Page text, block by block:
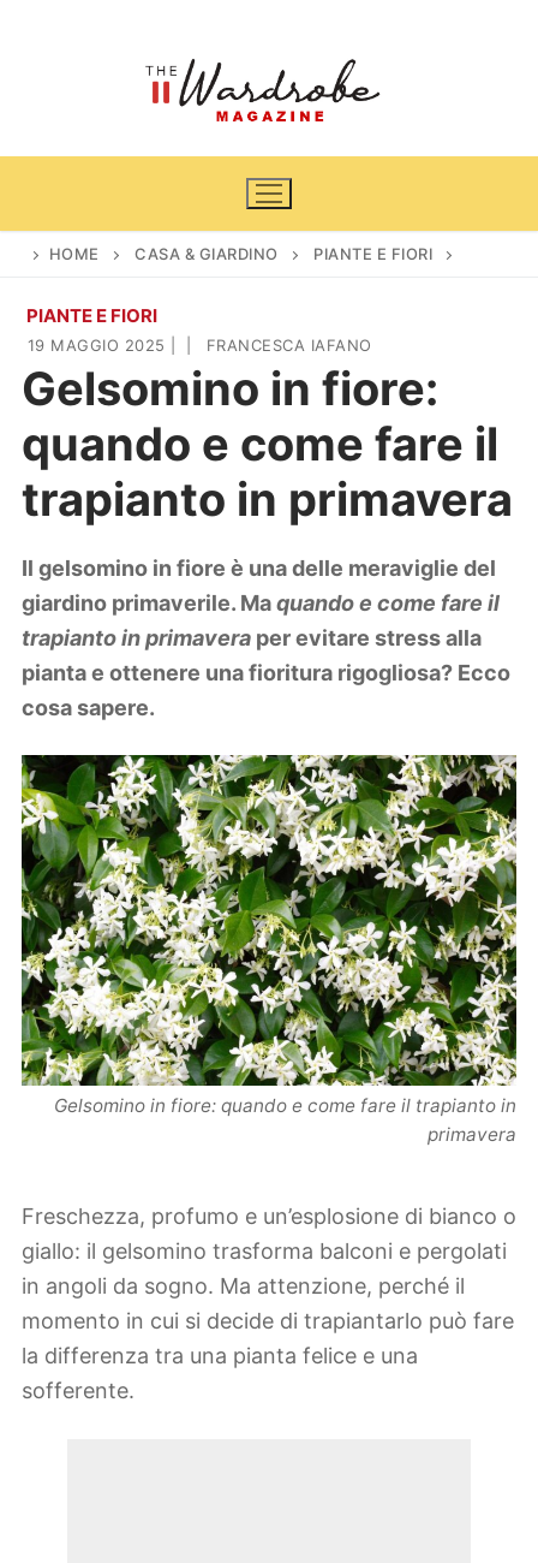
Home
News
Cinema e TV
Casa & Giardino
Arredamento
Piante e fiori
DIY
Lifestyle
Viaggi
Zodiaco
HOME CASA & GIARDINO PIANTE E FIORI
PIANTE E FIORI
19 MAGGIO 2025 FRANCESCA IAFANO
Gelsomino in fiore:
quando e come fare il
trapianto in primavera
Il gelsomino in fiore è una delle meraviglie del
giardino primaverile. Maquando e come fare il
trapianto in primavera per evitare stress alla
pianta e ottenere una fioritura rigogliosa? Ecco
cosa sapere.
Gelsomino in fiore: quando e come fare il trapianto in
primavera
Freschezza, profumo e un’esplosione di bianco o
giallo: il gelsomino trasforma balconi e pergolati
in angoli da sogno. Ma attenzione, perché il
momento in cui si decide di trapiantarlo può fare
la differenza tra una pianta felice e una
sofferente.